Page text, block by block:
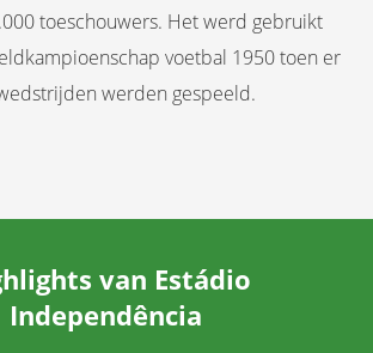
toeschouwers. Het werd gebruikt
voetbal 1950 toen er
werden gespeeld.
van Estádio
Independência